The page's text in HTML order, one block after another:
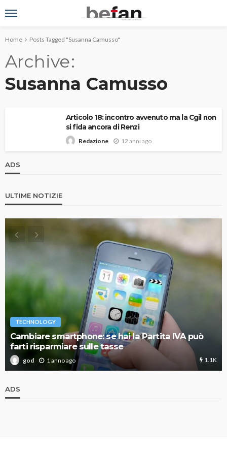
Home Posts Tagged "Susanna Camusso"
Archive
Susanna Camusso
Articolo 18: incontro avvenuto ma la Cgil non
si fida ancora di Renzi
Redazione 12 anni ago
ADS
ULTIME NOTIZIE
TECHNOLOGY
Cambiare smartphone: se hai la Partita IVA può
farti risparmiare sulle tasse
god 1 anno ago 1.1K
ADS